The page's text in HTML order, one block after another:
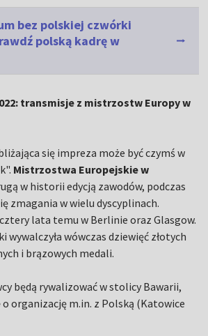
bez polskiej czwórki
polską kadrę w
transmisje z mistrzostw Europy w
się impreza może być czymś w
Mistrzostwa Europejskie w
w historii edycją zawodów, podczas
zmagania w wielu dyscyplinach.
lata temu w Berlinie oraz Glasgow.
wywalczyła wówczas dziewięć złotych
i brązowych medali.
będą rywalizować w stolicy Bawarii,
o organizację m.in. z Polską (Katowice